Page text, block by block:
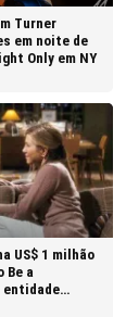
Turner
em noite de
Only em NY
US$ 1 milhão
Be a